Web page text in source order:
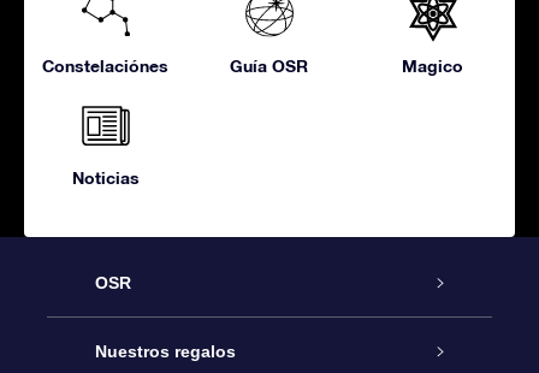
Constelaciónes Guía OSR Magico
Noticias
OSR
Atención
Nuestros regalos